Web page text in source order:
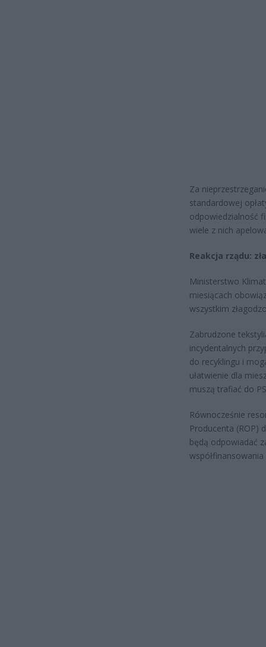
Za
standardowej
odpowiedzialność
wiele z nich
Reakcja rządu:
Ministerstwo
miesiącach
wszystkim
Zabrudzone
incydentalnych
do recyklingu i
ułatwienie dla
muszą trafiać do
Równocześnie
Producenta (ROP)
będą odpowiadać